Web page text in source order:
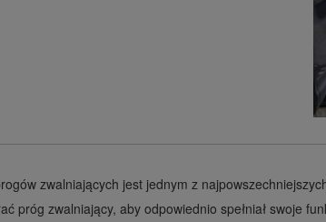
zwalniających jest jednym z
próg zwalniający, aby odpowiednio spełniał swoje